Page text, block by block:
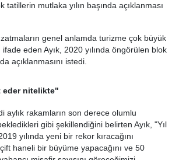
mutlaka yılın başında açıklanması
genel anlamda turizme çok büyük
ifade eden Ayık, 2020 yılında öngörülen blok
açıklanmasını istedi.
eder nitelikte"
aylık rakamların son derece olumlu
gibi şekillendiğini belirten Ayık, "Yıl
yılında yeni bir rekor kıracağını
haneli bir büyüme yapacağını ve 50